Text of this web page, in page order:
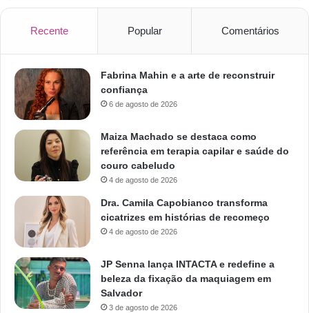
Recente Popular Comentários
Fabrina Mahin e a arte de reconstruir
confiança
6 de agosto de 2026
Maiza Machado se destaca como
referência em terapia capilar e saúde do
couro cabeludo
4 de agosto de 2026
Dra. Camila Capobianco transforma
cicatrizes em histórias de recomeço
4 de agosto de 2026
JP Senna lança INTACTA e redefine a
beleza da fixação da maquiagem em
Salvador
3 de agosto de 2026